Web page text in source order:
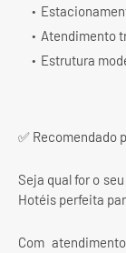
Atendimento
Estrutura
✅ Recomendado
Seja qual for o
Hotéis perfeita
Com